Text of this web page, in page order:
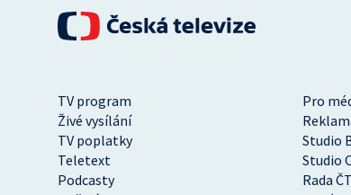
TV program
Pro
Živé vysílání
TV poplatky
Studio
Teletext
Studio
Podcasty
Rada ČT